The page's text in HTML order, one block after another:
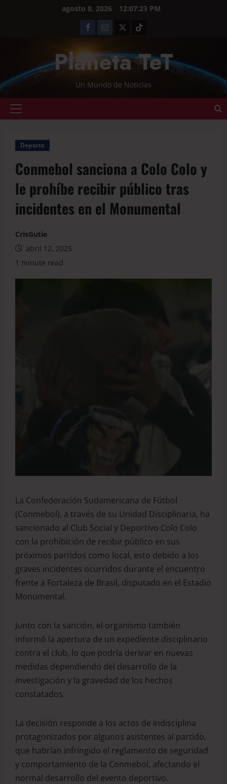
agosto 8, 2026 12:07:23 PM
Planeta TeT
Un Mundo de Noticias
Deporte
Conmebol sanciona a Colo Colo y
le prohíbe recibir público tras
incidentes en el Monumental
CrisGutie
abril 12, 2025
1 minute read
La Confederación Sudamericana de Fútbol
(Conmebol), a través de su Unidad Disciplinaria, ha
sancionado al Club Social y Deportivo Colo Colo
con la prohibición de recibir público en sus
próximos partidos como local, esto debido a los
graves incidentes ocurridos durante el encuentro
frente a Fortaleza de Brasil, disputado en el Estadio
Monumental.
Junto con la sanción, el organismo también
informó la apertura de un expediente disciplinario
contra el club, lo que podría derivar en nuevas
medidas dependiendo del desarrollo de la
investigación y la gravedad de los hechos
constatados.
La decisión responde a los actos de indisciplina
protagonizados por algunos asistentes al partido,
que habrían infringido el reglamento de seguridad
y comportamiento de la Conmebol, afectando el
normal desarrollo del evento deportivo.